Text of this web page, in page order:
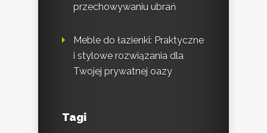
przechowywaniu ubrań
Meble do łazienki: Praktyczne
i stylowe rozwiązania dla
Twojej prywatnej oazy
Tagi